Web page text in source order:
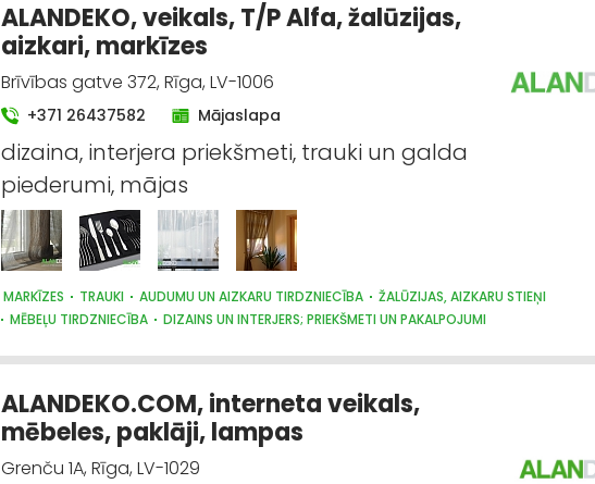
ALANDEKO, veikals, T/P Alfa, žalūzijas,
aizkari, markīzes
Brīvības gatve 372, Rīga, LV-1006
+371 26437582 Mājaslapa
dizaina, interjera priekšmeti, trauki un galda
piederumi, mājas
MARKĪZES TRAUKI AUDUMU UN AIZKARU TIRDZNIECĪBA
ŽALŪZIJAS, AIZKARU STIEŅI
MĒBEĻU TIRDZNIECĪBA
DIZAINS UN INTERJERS; PRIEKŠMETI UN PAKALPOJUMI
ALANDEKO.COM, interneta veikals,
mēbeles, paklāji, lampas
Grenču 1A, Rīga, LV-1029